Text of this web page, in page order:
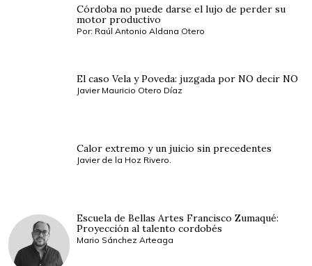
Córdoba no puede darse el lujo de perder su
motor productivo
Por: Raúl Antonio Aldana Otero
El caso Vela y Poveda: juzgada por NO decir NO
Javier Mauricio Otero Díaz
Calor extremo y un juicio sin precedentes
Javier de la Hoz Rivero.
Escuela de Bellas Artes Francisco Zumaqué:
Proyección al talento cordobés
Mario Sánchez Arteaga